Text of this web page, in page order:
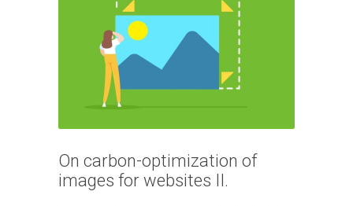
On carbon-optimization of
images for websites II.